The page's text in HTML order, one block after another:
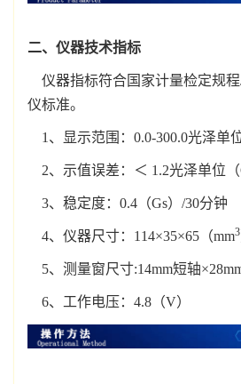
二、仪器技术指标
仪器指标符合国家计量检定规程
仪标准。
1、显示范围：0.0-300.0光泽单位
2、示值误差：＜ 1.2光泽单位（
3、稳定度：0.4（Gs）/30分钟
4、仪器尺寸：114×35×65（mm3
5、测量窗尺寸:14mm短轴
6、工作电压：4.8（V）